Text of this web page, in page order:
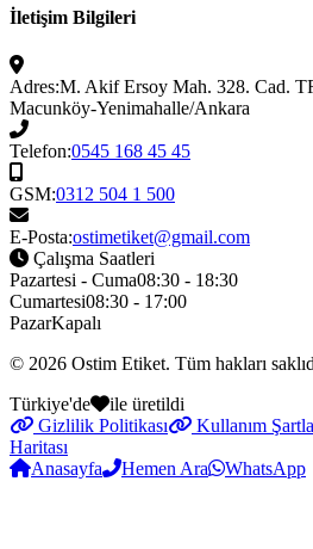
İletişim Bilgileri
Adres:M. Akif Ersoy Mah. 328. Cad.
Macunköy-Yenimahalle/Ankara
Telefon:0545 168 45 45
GSM:0312 504 1 500
E-Posta:ostimetiket@gmail.com
Çalışma Saatleri
Pazartesi - Cuma08:30 - 18:30
Cumartesi08:30 - 17:00
PazarKapalı
© 2026 Ostim Etiket. Tüm hakları
Türkiye'de
ile üretildi
Gizlilik Politikası
Kullanım
Haritası
Anasayfa
Hemen Ara WhatsApp